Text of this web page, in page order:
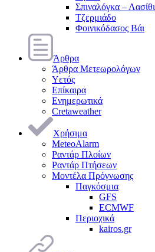
Σπιναλόγκα – Λασίθι
Τζερμιάδο
Φοινικόδασος Βάι
Άρθρα
Άρθρα Μετεωρολόγων
Υετός
Επίκαιρα
Ενημερωτικά
Cretaweather
Χρήσιμα
MeteoAlarm
Ραντάρ Πλοίων
Ραντάρ Πτήσεων
Μοντέλα Πρόγνωσης
Παγκόσμια
GFS
ECMWF
Περιοχικά
kairos.gr